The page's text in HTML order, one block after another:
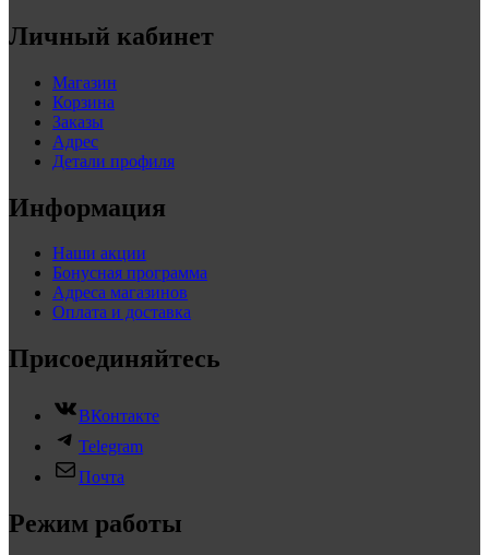
Личный кабинет
Магазин
Корзина
Заказы
Адрес
Детали профиля
Информация
Наши акции
Бонусная программа
Адреса магазинов
Оплата и доставка
Присоединяйтесь
ВКонтакте
Telegram
Почта
Режим работы